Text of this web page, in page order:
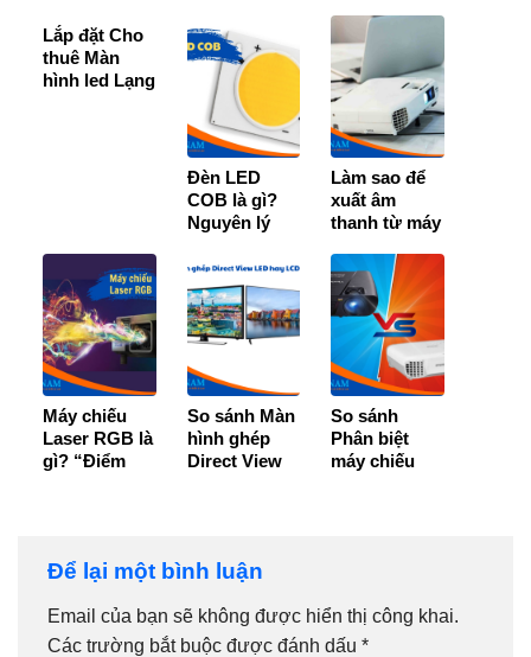
Lắp đặt Cho
thuê Màn
hình led Lạng
Đèn LED
COB là gì?
Nguyên lý
ứng dụng chi
tiết
Làm sao để
xuất âm
thanh từ máy
trên máy
tính?
Máy chiếu
Laser RGB là
gì? “Điểm
So sánh Màn
hình ghép
Direct View
So sánh
Phân biệt
máy chiếu
Để lại một bình luận
Email của bạn sẽ không được hiển thị công khai.
Các trường bắt buộc được đánh dấu *